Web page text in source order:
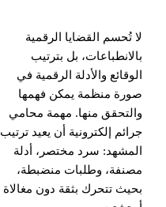
لا تُحسم القضايا الرقمية
بالانطباعات، بل بترتيب
الوقائع والأدلة الرقمية في
صورة منظمة يمكن فهمها
والتحقق منها. مهمة محامي
جرائم إلكترونية أن يعيد ترتيب
المشهد: سرد مختصر، أدلة
مصنفة، وطلبات منضبطة،
بحيث تتحرك بثقة دون مغالاة